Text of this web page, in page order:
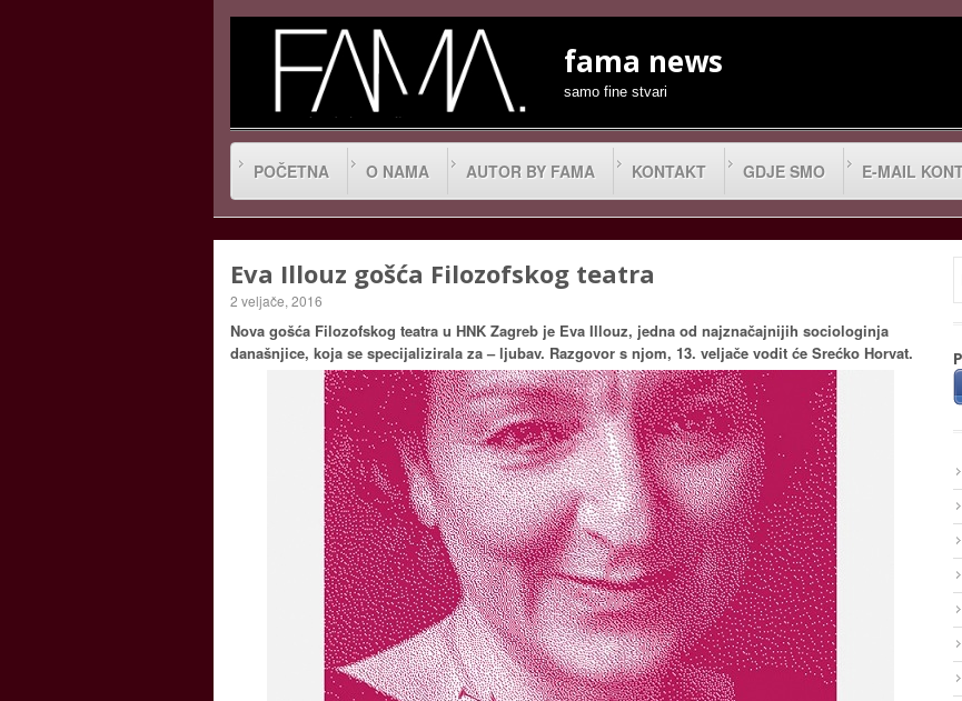
fama news
samo fine stvari
POČETNA O NAMA AUTOR BY FAMA KONTAKT GDJE SMO E-MAIL
Eva Illouz gošća Filozofskog teatra
2 veljače, 2016
Nova gošća Filozofskog teatra u HNK Zagreb je Eva Illouz, jedna od najznačajnijih sociologinja
današnjice, koja se specijalizirala za – ljubav. Razgovor s njom, 13. veljače vodit će Srećko Horvat.